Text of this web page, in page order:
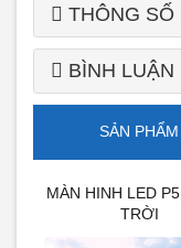
THÔNG SỐ
BÌNH LUẬN
SẢN
MÀN HINH LED
TRỜI